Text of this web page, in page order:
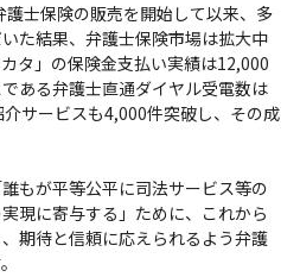
士保険の販売を開始して以来、多
た結果、弁護士保険市場は拡大中
タ」の保険金支払い実績は12,000
ある弁護士直通ダイヤル受電数は
サービスも4,000件突破し、その成
もが平等公平に司法サービス等の
現に寄与する」ために、これから
期待と信頼に応えられるよう弁護